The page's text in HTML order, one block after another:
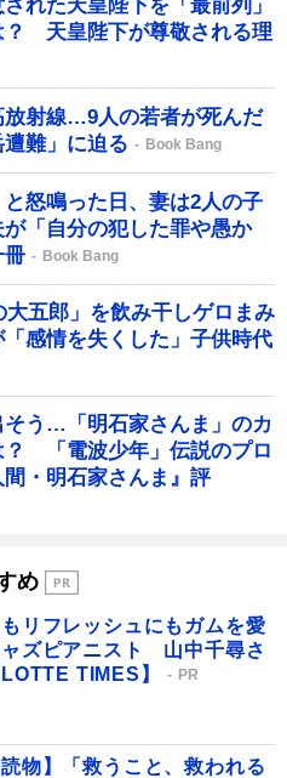
れた天皇陛下を「最前列」
？ 天皇陛下が尊敬される理
放射線…9人の若者が死んだ
遭難」に迫る
Book Bang
と怒鳴った日、妻は2人の子
「自分の犯した罪や愚か
冊
Book Bang
五郎」を飲み干しゲロまみ
感情を失くした」子供時代
う…「明石家さんま」のカ
？ 「電波少年」伝説のプロ
・明石家さんま』評
め
リフレッシュにもガムを愛
ャズピアニスト 山中千尋さ
TIMES】
PR
読物】「救うこと、救われる